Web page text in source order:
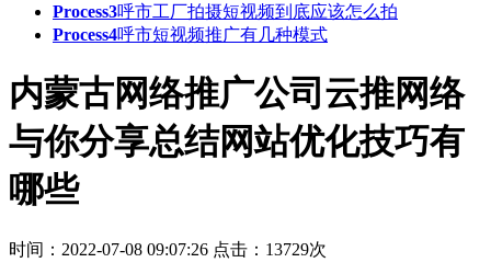
Process3呼市工厂拍摄短视频到底应该怎么拍
Process4呼市短视频推广有几种模式
内蒙古网络推广公司云推网络
与你分享总结网站优化技巧有
哪些
时间：2022-07-08 09:07:26 点击：13729次